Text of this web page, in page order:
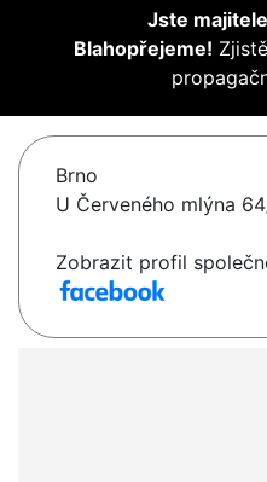
Jste
Blahopřejeme!
Brno
U Červeného mlýna
Zobrazit profil